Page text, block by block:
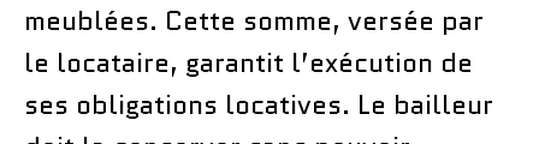
meublées. Cette somme, versée par
le locataire, garantit l’exécution de
ses obligations locatives. Le bailleur